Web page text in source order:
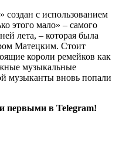
создан с использованием
этого мало» – самого
лета, – которая была
Матецким. Стоит
короли ремейков как
музыкальные
музыканты вновь попали
первыми в Telegram!